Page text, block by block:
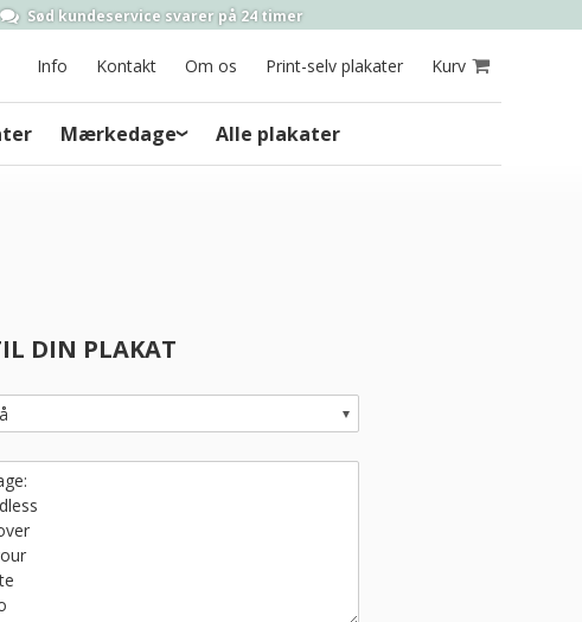
Sød kundeservicesvarer på 24 timer
Info Kontakt Om os Print-selv plakater Kurv
Mærkedage Alle plakater
DIN PLAKAT